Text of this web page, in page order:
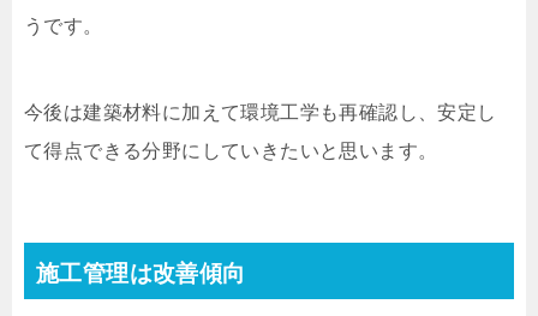
うです。
今後は建築材料に加えて環境工学も再確認し、安定し
て得点できる分野にしていきたいと思います。
施工管理は改善傾向